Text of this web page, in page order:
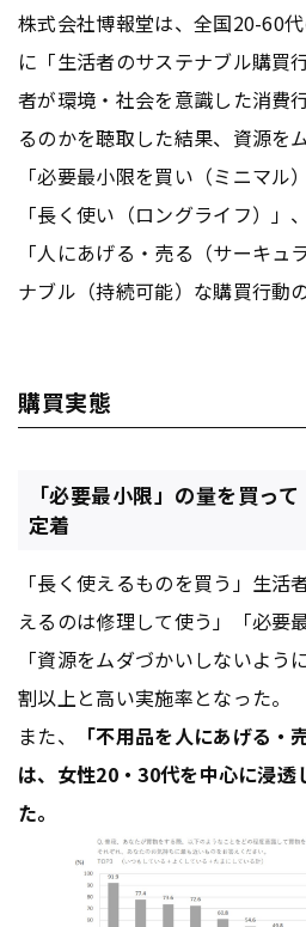
株式会社博報堂は、全国20-60
に「生活者のサステナブル購買
者が環境・社会を意識した消費
るのかを聴取した結果、資源を
「必要最小限を買い（ミニマル
「長く使い（ロングライフ）」
「人にあげる・売る（サーキ
ナブル（持続可能）な購買行動
購買実態
「必要最小限」の量を買っ
定着
「長く使えるものを買う」生
えるのは修理して使う」「必要
「資源をムダづかいしないよう
割以上と高い実施率となった。
また、
「不用品を人にあげる・
は、女性20・30代を中心に浸透
た。